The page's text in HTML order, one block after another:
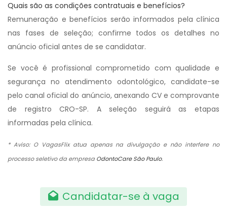
Quais são as condições contratuais e benefícios?
Remuneração e benefícios serão informados pela clínica
nas fases de seleção; confirme todos os detalhes no
anúncio oficial antes de se candidatar.
Se você é profissional comprometido com qualidade e
segurança no atendimento odontológico, candidate-se
pelo canal oficial do anúncio, anexando CV e comprovante
de registro CRO-SP. A seleção seguirá as etapas
informadas pela clínica.
* Aviso: O VagasFlix atua apenas na divulgação e não interfere no
processo seletivo da empresa OdontoCare São Paulo.
Candidatar-se à vaga